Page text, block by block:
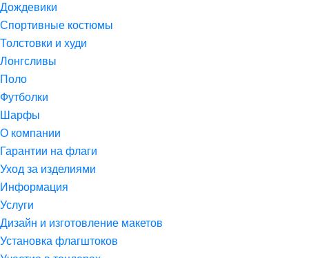
Дождевики
Спортивные костюмы
Толстовки и худи
Лонгсливы
Поло
Футболки
Шарфы
О компании
Гарантии на флаги
Уход за изделиями
Информация
Услуги
Дизайн и изготовление макетов
Установка флагштоков